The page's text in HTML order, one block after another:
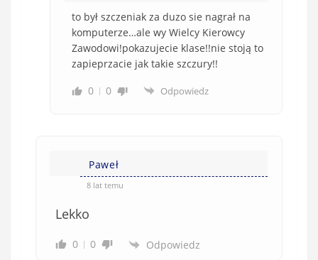
to był szczeniak za duzo sie nagrał na
komputerze…ale wy Wielcy Kierowcy
Zawodowi!pokazujecie klase!!nie stoją to
zapieprzacie jak takie szczury!!
0
0 Odpowiedz
Paweł
8 lat temu
Lekko
0 0 Odpowiedz